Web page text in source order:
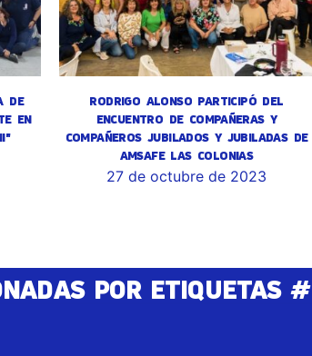
DE
EN
RODRIGO ALONSO PARTICIPÓ DEL
ENCUENTRO DE COMPAÑERAS Y
COMPAÑEROS JUBILADOS Y JUBILADAS DE
AMSAFE LAS COLONIAS
27 de octubre de 2023
POR ETIQUETAS #